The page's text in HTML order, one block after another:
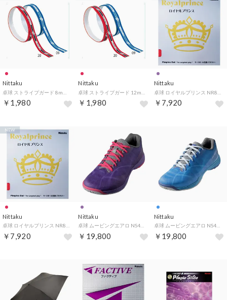
Nittaku
￥1,980
Nittaku
￥1,980
Nittaku
￥7,920
Nittaku
￥7,920
NEW
Nittaku
￥19,800
Nittaku
卓球 ムービングエアロ NS4442 （ブルー）
￥19,800